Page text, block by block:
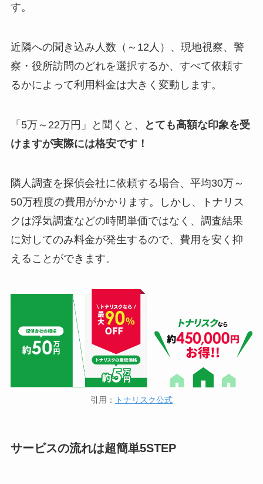
す。
近隣への聞き込み人数（～12人）、現地視察、警
察・役所訪問のどれを選択するか、すべて依頼す
るかによって利用料金は大きく変動します。
「5万～22万円」と聞くと、
とても高額な印象を受
けますが実際には格安です！
隣人調査を探偵会社に依頼する場合、平均30万～
50万程度の費用がかかります。しかし、トナリス
クは浮気調査などの時間単価ではなく、調査結果
に対してのみ料金が発生するので、費用を安く抑
えることができます。
引用： トナリスク公式
サービスの流れは超簡単5STEP